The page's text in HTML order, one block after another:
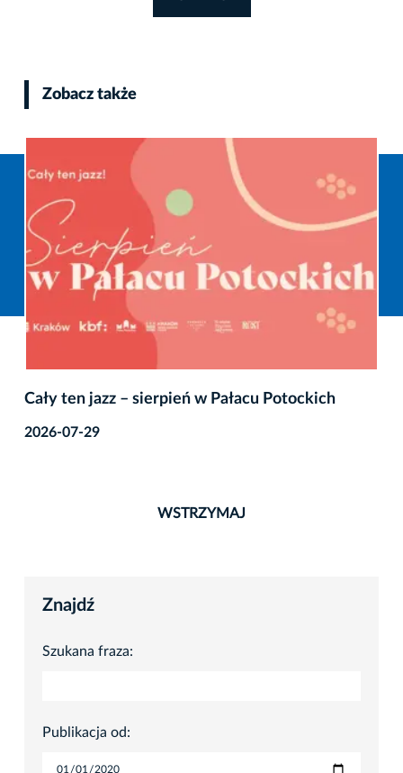
Zobacz także
Cały ten jazz – sierpień w Pałacu Potockich
2026-07-29
WSTRZYMAJ
Znajdź
Szukana fraza:
Publikacja od: